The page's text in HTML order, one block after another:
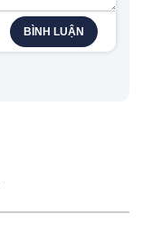
BÌNH LUẬN